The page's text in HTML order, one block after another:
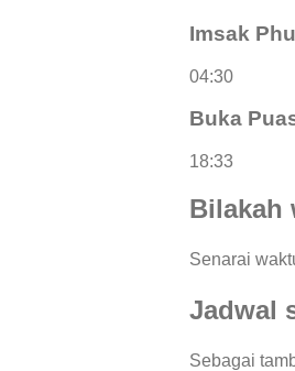
Imsak
04:30
Buka
18:33
Bilakah
Senarai
Jadwal
Sebagai